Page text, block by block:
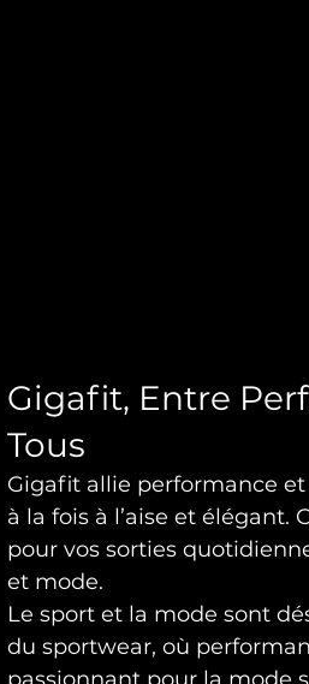
Gigafit, Entre
Tous
Gigafit allie performance
à la fois à l’aise et élégant.
pour vos sorties
et mode.
Le sport et la mode sont
du sportwear, où